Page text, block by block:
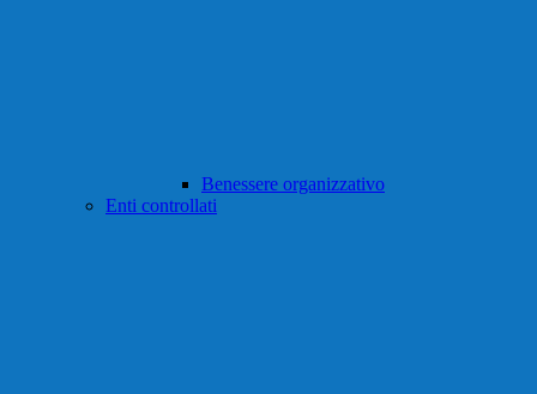
Benessere organizzativo
Enti controllati